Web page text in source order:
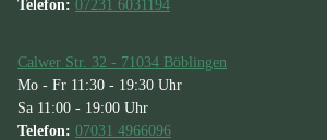
Telefon: 07231 6031194
Calwer Str. 32 - 71034 Böblingen
Mo - Fr 11:30 - 19:30 Uhr
Sa 11:00 - 19:00 Uhr
Telefon: 07031 4966096